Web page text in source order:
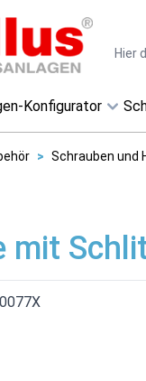
Konfigurator
> Schrauben und
mit